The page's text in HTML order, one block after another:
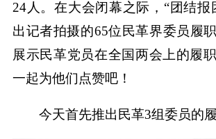
24人。在大会闭幕之际，“团结报
出记者拍摄的65位民革界委员履
展示民革党员在全国两会上的履
一起为他们点赞吧！
今天首先推出民革3组委员的履